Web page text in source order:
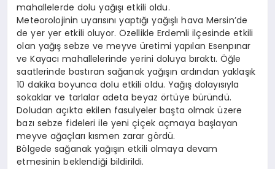
mahallelerde dolu yağışı etkili oldu.
Meteorolojinin uyarısını yaptığı yağışlı hava Mersin’de
de yer yer etkili oluyor. Özellikle Erdemli ilçesinde etkili
olan yağış sebze ve meyve üretimi yapılan Esenpınar
ve Kayacı mahallelerinde yerini doluya bıraktı. Öğle
saatlerinde bastıran sağanak yağışın ardından yaklaşık
10 dakika boyunca dolu etkili oldu. Yağış dolayısıyla
sokaklar ve tarlalar adeta beyaz örtüye büründü.
Doludan açıkta ekilen fasulyeler başta olmak üzere
bazı sebze fideleri ile yeni çiçek açmaya başlayan
meyve ağaçları kısmen zarar gördü.
Bölgede sağanak yağışın etkili olmaya devam
etmesinin beklendiği bildirildi.